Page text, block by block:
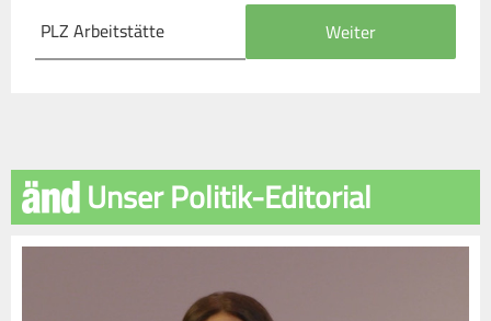
Unser Politik-Editorial